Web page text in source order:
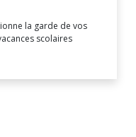
la garde de vos
scolaires